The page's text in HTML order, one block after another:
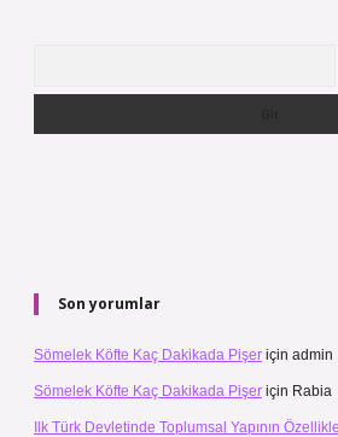
Son yorumlar
Sömelek Köfte Kaç Dakikada Pişer için admin
Sömelek Köfte Kaç Dakikada Pişer için Rabia
Ilk Türk Devletinde Toplumsal Yapının